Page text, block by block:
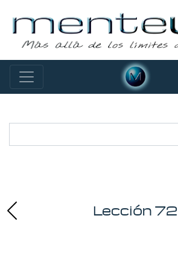
Lección 72